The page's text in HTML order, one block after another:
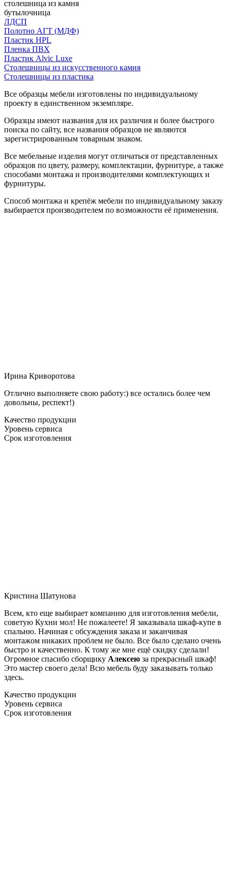
столешница из камня
бутылочница
ЛДСП
Полотно АГТ (МДФ)
Пластик HPL
Пленка ПВХ
Пластик Alvic Luxe
Столешницы из искусственного камня
Столешницы из пластика
Все образцы мебели изготовлены по индивидуальному
проекту в единственном экземпляре.
Образцы имеют названия для их различия и более быстрого
поиска по сайту, все названия образцов не являются
зарегистрированным товарным знаком.
Все мебельные изделия могут отличаться от представленных
образцов по цвету, размеру, комплектации, фурнитуре, а также
способами монтажа и производителями комплектующих и
фурнитуры.
Способ монтажа и крепёж мебели по индивидуальному заказу
выбирается производителем по возможности её применения.
Ирина Криворотова
Отлично выполняете свою работу:) все остались более чем
довольны, респект!)
Качество продукции
Уровень сервиса
Срок изготовления
Кристина Шатунова
Всем, кто еще выбирает компанию для изготовления мебели,
советую Кухни мол! Не пожалеете! Я заказывала шкаф-купе в
спальню. Начиная с обсуждения заказа и заканчивая
монтажом никаких проблем не было. Все было сделано очень
быстро и качественно. К тому же мне ещё скидку сделали!
Огромное спасибо сборщику Алексею за прекрасный шкаф!
Это мастер своего дела! Всю мебель буду заказывать только
здесь.
Качество продукции
Уровень сервиса
Срок изготовления